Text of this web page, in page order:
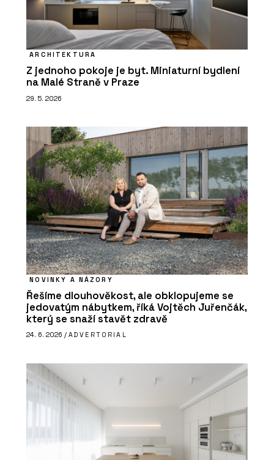
ARCHITEKTURA
Z jednoho pokoje je byt. Miniaturní bydlení
na Malé Straně v Praze
29. 5. 2026
NOVINKY A NÁZORY
Řešíme dlouhověkost, ale obklopujeme se
jedovatým nábytkem, říká Vojtěch Juřenčák,
který se snaží stavět zdravě
24. 6. 2026 / ADVERTORIAL